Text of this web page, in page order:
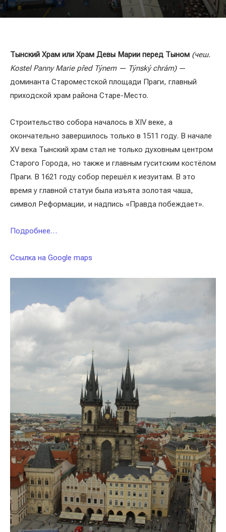
Тынский Храм или Храм Девы Марии перед Тыном (чеш.
Kostel Panny Marie před Týnem — Týnský chrám)—
доминанта Староместской площади Праги, главный
приходской храм района Старе-Место.
Строительство собора началось в XIV веке, а
окончательно завершилось только в 1511 году. В начале
XV века Тынский храм стал не только духовным центром
Старого Города, но также и главным гуситским костёлом
Праги. В 1621 году собор перешёл к иезуитам. В это
время у главной статуи была изъята золотая чаша,
символ Реформации, и надпись «Правда побеждает».
Подробнее…
Ссылка на Google maps